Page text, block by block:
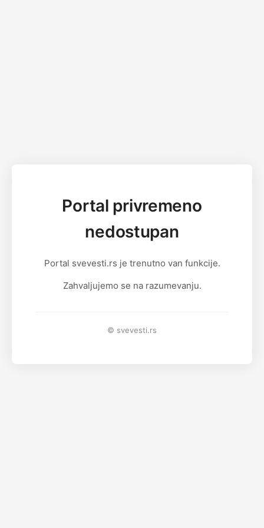
Portal privremeno
nedostupan
Portal svevesti.rs je trenutno van funkcije.
Zahvaljujemo se na razumevanju.
© svevesti.rs